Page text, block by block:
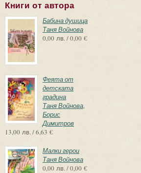
Книги от автора
Бабина душица
Таня Войнова
0,00 лв. / 0,00 €
Феята от
детската
градина
Таня Войнова,
Борис
Димитров
13,00 лв. / 6,63 €
Малки герои
Таня Войнова
0,00 лв. / 0,00 €